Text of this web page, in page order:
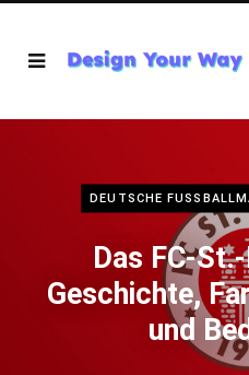
DEUTSCHE
Das FC-
Geschichte,
und